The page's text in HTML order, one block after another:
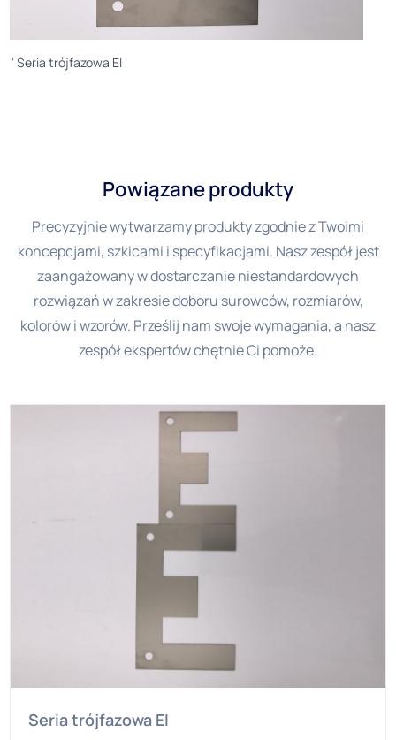
"Seria trójfazowa EI
Powiązane produkty
Precyzyjnie wytwarzamy produkty zgodnie z Twoimi
koncepcjami, szkicami i specyfikacjami. Nasz zespół jest
zaangażowany w dostarczanie niestandardowych
rozwiązań w zakresie doboru surowców, rozmiarów,
kolorów i wzorów. Prześlij nam swoje wymagania, a nasz
zespół ekspertów chętnie Ci pomoże.
Seria trójfazowa EI